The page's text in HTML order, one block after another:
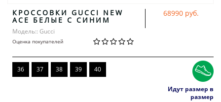
КРОССОВКИ GUCCI NEW
ACE БЕЛЫЕ С СИНИМ
Модель:: Gucci
Оценка покупателей
68990 руб.
36 37 38 39 40
Идут размер в
размер